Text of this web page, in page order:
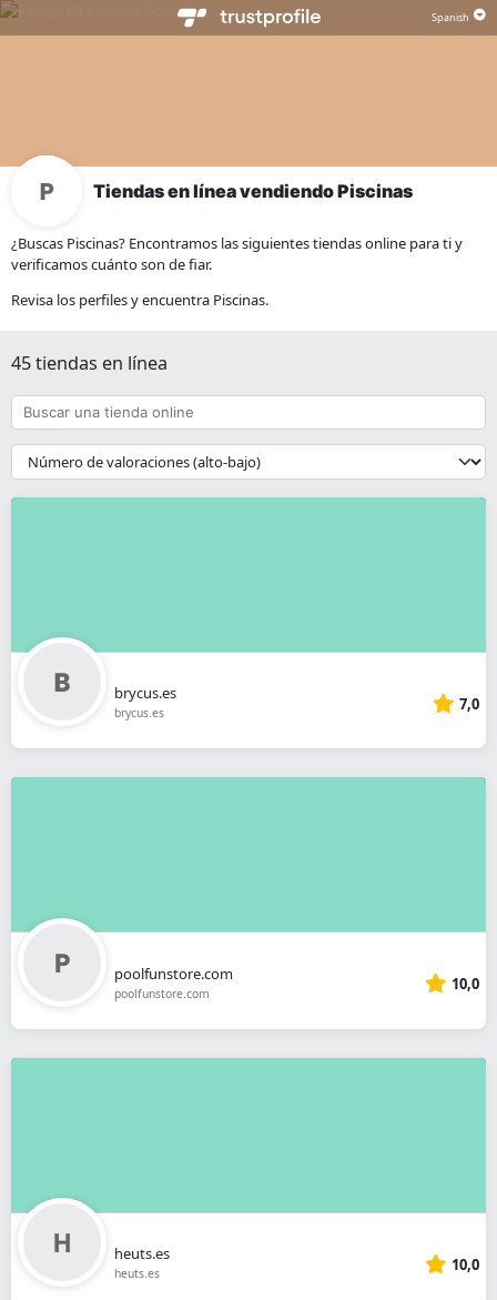
Tiendas en línea vendiendo Piscinas
¿Buscas Piscinas? Encontramos las siguientes tiendas online para ti y
verificamos cuánto son de fiar.
Revisa los perfiles y encuentra Piscinas.
45 tiendas en línea
Buscar
una
tienda
online
{{
__('Sort')
}}
brycus.es
brycus.es 7,0
poolfunstore.com
poolfunstore.com 10,0
heuts.es
heuts.es 10,0